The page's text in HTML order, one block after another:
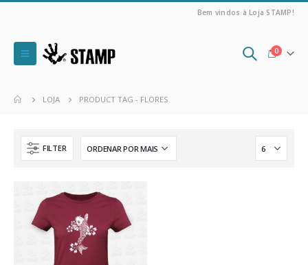
Bem vindos à Loja STAMP!
0
LOJA PRODUCT TAG - FLORES
FILTER